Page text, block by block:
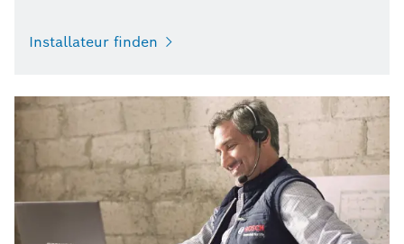
Installateur finden